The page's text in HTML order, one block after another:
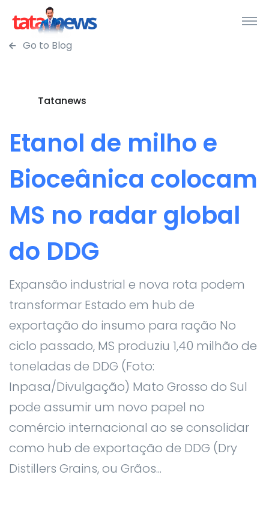
Go to Blog
Tatanews
Etanol de milho e
Bioceânica colocam
MS no radar global
do DDG
Expansão industrial e nova rota podem
transformar Estado em hub de
exportação do insumo para ração No
ciclo passado, MS produziu 1,40 milhão de
toneladas de DDG (Foto:
Inpasa/Divulgação) Mato Grosso do Sul
pode assumir um novo papel no
comércio internacional ao se consolidar
como hub de exportação de DDG (Dry
Distillers Grains, ou Grãos...